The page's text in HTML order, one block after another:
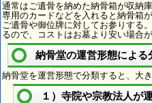
通常はご遺骨を納めた納骨箱が収納
専用のカードなどを入れると納骨箱
ご遺骨や御位牌に対してお参りする
るので、コストはお墓より安い場合が
納骨堂の運営形態による
納骨堂を運営形態で分類すると、大
１）寺院や宗教法人が